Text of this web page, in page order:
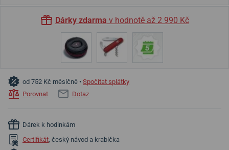
Dárky zdarma v hodnotě až 2 990 Kč
od 752 Kč měsíčně • Spočítat splátky
Porovnat
Dotaz
Dárek k hodinkám
Certifikát, český návod a krabička